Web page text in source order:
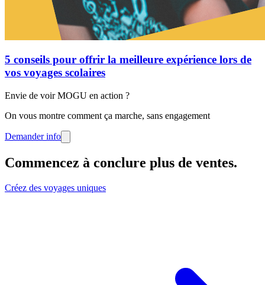
5 conseils pour offrir la meilleure expérience lors de
vos voyages scolaires
Envie de voir MOGU en action ?
On vous montre comment ça marche, sans engagement
Demander info
Commencez à conclure plus de ventes.
Créez des voyages uniques